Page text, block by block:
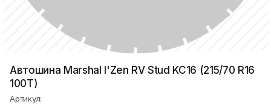
Автошина Marshal I'Zen RV Stud KC16 (215/70 R16
100T)
Артикул: